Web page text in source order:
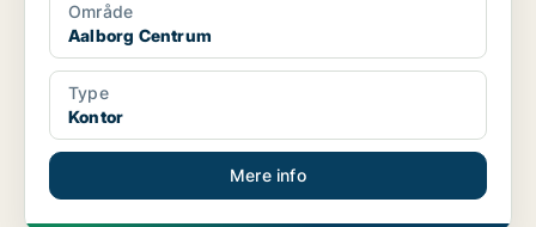
Område
Aalborg Centrum
Type
Kontor
Mere info